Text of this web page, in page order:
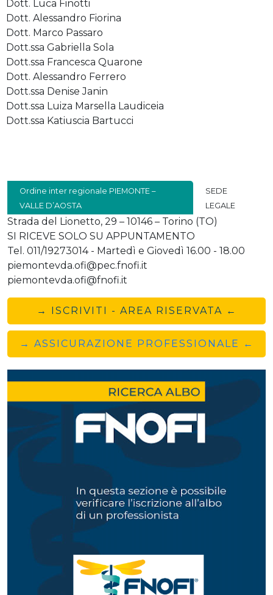
Dott. Luca Finotti
Dott. Alessandro Fiorina
Dott. Marco Passaro
Dott.ssa Gabriella Sola
Dott.ssa Francesca Quarone
Dott. Alessandro Ferrero
Dott.ssa Denise Janin
Dott.ssa Luiza Marsella Laudiceia
Dott.ssa Katiuscia Bartucci
Ordine inter regionale PIEMONTE –
VALLE D’AOSTA
SEDE
LEGALE
Strada del Lionetto, 29 – 10146 – Torino (TO)
SI RICEVE SOLO SU APPUNTAMENTO
Tel. 011/19273014 - Martedì e Giovedì 16.00 - 18.00
piemontevda.ofi@pec.fnofi.it
piemontevda.ofi@fnofi.it
→ ISCRIVITI - AREA RISERVATA ←
→ ASSICURAZIONE PROFESSIONALE ←